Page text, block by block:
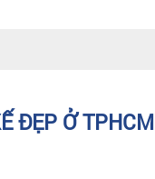
ĐẸP Ở TPHCM